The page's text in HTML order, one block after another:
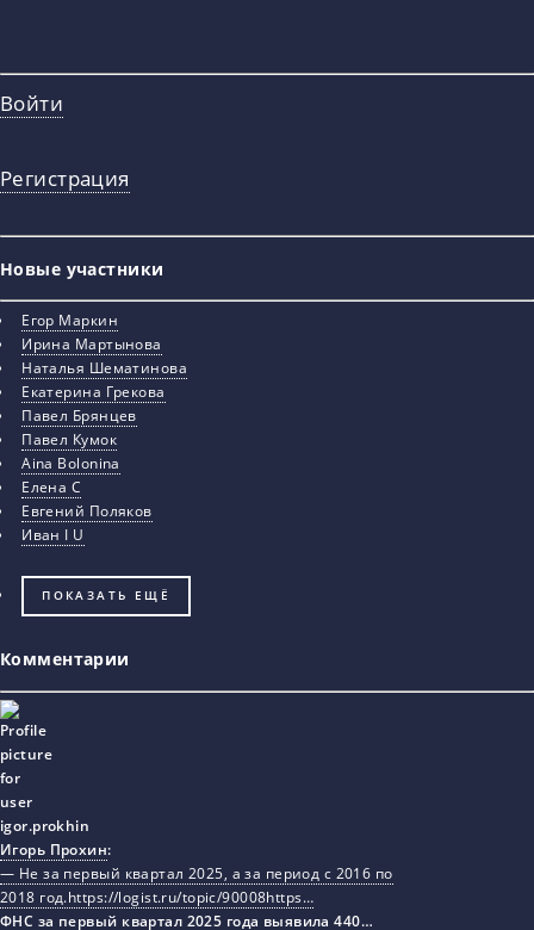
Войти
Регистрация
Новые участники
Егор Маркин
Ирина Мартынова
Наталья Шематинова
Екатерина Грекова
Павел Брянцев
Павел Кумок
Aina Bolonina
Елена С
Евгений Поляков
Иван I U
ПОКАЗАТЬ ЕЩЁ
Комментарии
Игорь Прохин:
— Не за первый квартал 2025, а за период с 2016 по
2018 год.https://logist.ru/topic/90008https…
ФНС за первый квартал 2025 года выявила 440…